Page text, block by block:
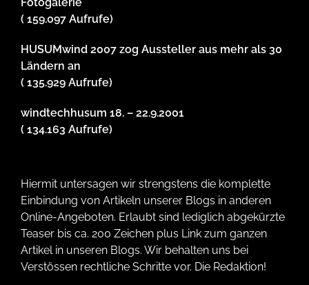
( 159.097 Aufrufe)
HUSUMwind 2007 zog Aussteller aus mehr als 30
Ländern an
( 135.929 Aufrufe)
windtechhusum 18. – 22.9.2001
( 134.163 Aufrufe)
Hiermit untersagen wir strengstens die komplette
Einbindung von Artikeln unserer Blogs in anderen
Online-Angeboten. Erlaubt sind lediglich abgekürzte
Teaser bis ca. 200 Zeichen plus Link zum ganzen
Artikel in unseren Blogs. Wir behalten uns bei
Verstössen rechtliche Schritte vor. Die Redaktion!